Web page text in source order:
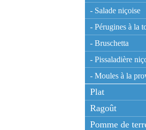
- Salade niçoise
- Pérugines à la
- Bruschetta
- Pissaladière
- Moules à la
Plat
Ragoût
Pomme de